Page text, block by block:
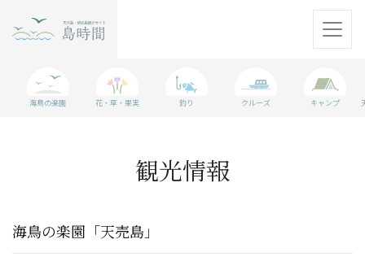
天売島
海鳥の楽園 花・草・果実 釣り クルーズ キャンプ
観光情報
海鳥の楽園「天売島」